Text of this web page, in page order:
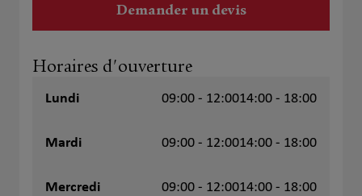
Demander un devis
Horaires d'ouverture
Lundi 09:00 - 12:0014:00 - 18:00
Mardi 09:00 - 12:0014:00 - 18:00
Mercredi 09:00 - 12:0014:00 - 18:00